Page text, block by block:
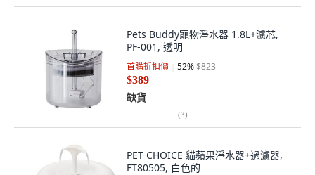
Pets Buddy寵物淨水器 1.8L+濾芯,
PF-001, 透明
首購折扣價 52%$823
$389
缺貨
(3)
PET CHOICE 貓蘋果淨水器+過濾器,
FT80505, 白色的